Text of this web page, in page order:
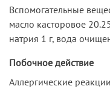
Вспомогательные
масло касторовое
натрия 1 г, вода
Побочное действие
Аллергические